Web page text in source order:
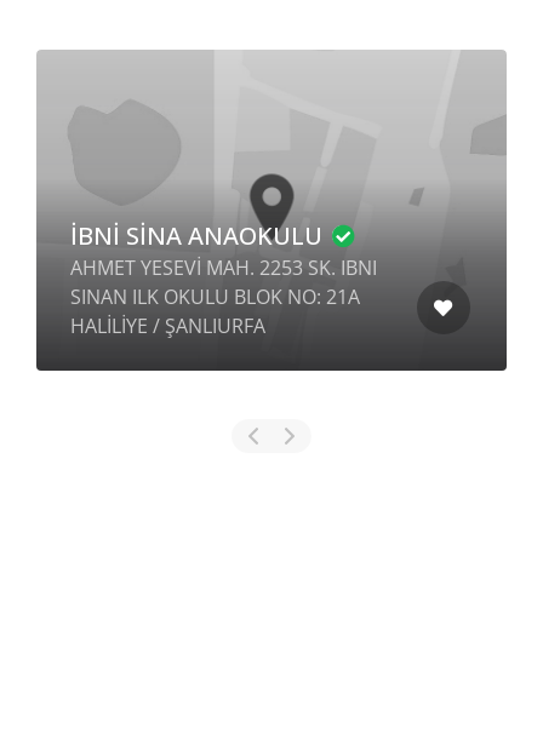
İBNİ SİNA ANAOKULU
AHMET YESEVİ MAH. 2253 SK. IBNI
SINAN ILK OKULU BLOK NO: 21A
HALİLİYE / ŞANLIURFA